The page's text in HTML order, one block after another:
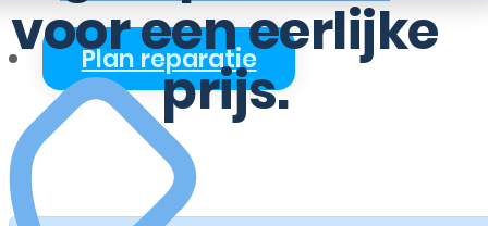
Plan reparatie
voor een eerlijke
prijs.